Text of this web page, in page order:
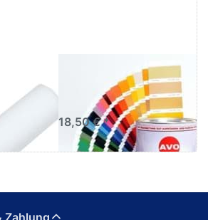
RAL 6000 - RAL 6019
AVO 1K Nitrolack
seidenmatt 1L
18,50 € *
Zahlung